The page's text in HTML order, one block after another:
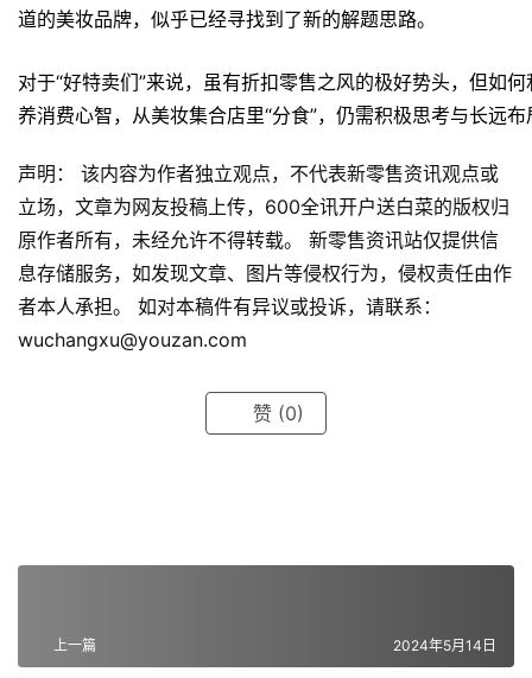
道的美妆品牌，似乎已经寻找到了新的解题思路。
对于“好特卖们”来说，虽有折扣零售之风的极好势头，但如
养消费心智，从美妆集合店里“分食”，仍需积极思考与长远布
声明： 该内容为作者独立观点，不代表新零售资讯观点或
立场，文章为网友投稿上传，600全讯开户送白菜的版权归
原作者所有，未经允许不得转载。 新零售资讯站仅提供信
息存储服务，如发现文章、图片等侵权行为，侵权责任由作
者本人承担。 如对本稿件有异议或投诉，请联系：
wuchangxu@youzan.com
赞 (0)
上一篇 2024年5月14日